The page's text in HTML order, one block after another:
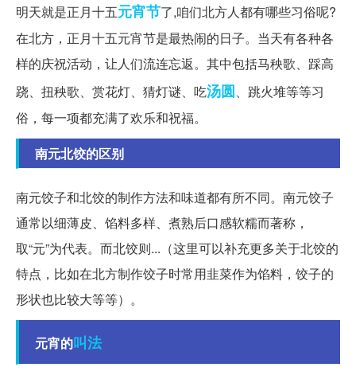
明天就是正月十五元宵节了,咱们北方人都有哪些习俗呢?
在北方，正月十五元宵节是最热闹的日子。当天有各种各
样的庆祝活动，让人们流连忘返。其中包括马秧歌、踩高
跷、扭秧歌、赏花灯、猜灯谜、吃汤圆、跳火堆等等习
俗，每一项都充满了欢乐和祝福。
南元北饺的区别
南元饺子和北饺的制作方法和味道都有所不同。南元饺子
通常以细薄皮、馅料多样、煮熟后口感软糯而著称，
取“元”为代表。而北饺则...（这里可以补充更多关于北饺的
特点，比如在北方制作饺子时常用韭菜作为馅料，饺子的
形状也比较大等等）。
元宵的叫法